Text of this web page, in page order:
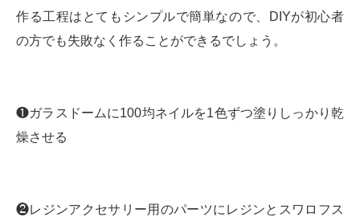
作る工程はとてもシンプルで簡単なので、DIYが初心者
の方でも失敗なく作ることができるでしょう。
❶ガラスドームに100均ネイルを1色ずつ塗りしっかり乾
燥させる
❷レジンアクセサリー用のパーツにレジンとスワロフス